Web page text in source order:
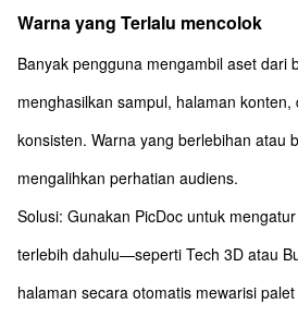
Warna yang Terlalu mencolok
Banyak pengguna mengambil aset dari
menghasilkan sampul, halaman
konsisten. Warna yang berlebihan atau
mengalihkan perhatian audiens.
Solusi: Gunakan PicDoc untuk
terlebih dahulu—seperti Tech 3D atau
halaman secara otomatis mewarisi